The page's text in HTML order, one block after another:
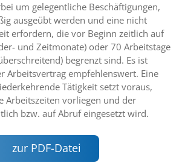
um gelegentliche Beschäftigungen,
ausgeübt werden und eine nicht
erfordern, die vor Beginn zeitlich auf
und Zeitmonate) oder 70 Arbeitstage
begrenzt sind. Es ist
Arbeitsvertrag empfehlenswert. Eine
Tätigkeit setzt voraus,
Arbeitszeiten vorliegen und der
bzw. auf Abruf eingesetzt wird.
zur PDF-Datei